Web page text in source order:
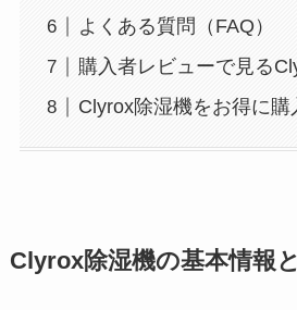
よくある質問（FAQ）
購入者レビューで見る
Clyrox除湿機をお得に購
Clyrox除湿機の基本情報